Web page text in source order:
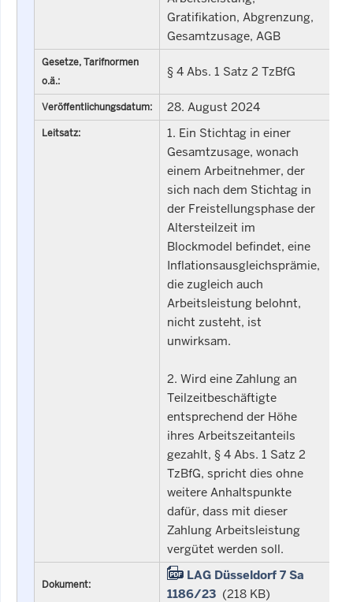
Gratifikation, Abgrenzung,
Gesamtzusage, AGB
Gesetze, Tarifnormen
o.ä.:
§ 4 Abs. 1 Satz 2 TzBfG
Veröffentlichungsdatum: 28. August 2024
Leitsatz:
1. Ein Stichtag in einer
Gesamtzusage, wonach
einem Arbeitnehmer, der
sich nach dem Stichtag in
der Freistellungsphase der
Altersteilzeit im
Blockmodel befindet, eine
Inflationsausgleichsprämie,
die zugleich auch
Arbeitsleistung belohnt,
nicht zusteht, ist
unwirksam.
2. Wird eine Zahlung an
Teilzeitbeschäftigte
entsprechend der Höhe
ihres Arbeitszeitanteils
gezahlt, § 4 Abs. 1 Satz 2
TzBfG, spricht dies ohne
weitere Anhaltspunkte
dafür, dass mit dieser
Zahlung Arbeitsleistung
vergütet werden soll.
Dokument:
LAG Düsseldorf 7 Sa
1186/23 (218 KB)